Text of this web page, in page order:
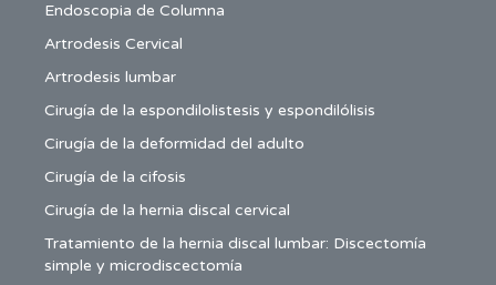
Endoscopia de Columna
Artrodesis Cervical
Artrodesis lumbar
Cirugía de la espondilolistesis y espondilólisis
Cirugía de la deformidad del adulto
Cirugía de la cifosis
Cirugía de la hernia discal cervical
Tratamiento de la hernia discal lumbar: Discectomía
simple y microdiscectomía